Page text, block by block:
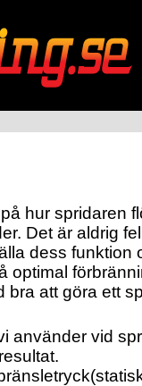
hur spridaren
Det är aldrig
dess funktion
optimal
bra att göra ett
använder vid